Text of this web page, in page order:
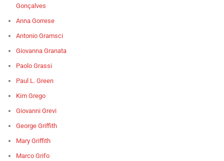
Gonçalves
Anna Gorrese
Antonio Gramsci
Giovanna Granata
Paolo Grassi
Paul L. Green
Kim Grego
Giovanni Grevi
George Griffith
Mary Griffith
Marco Grifo